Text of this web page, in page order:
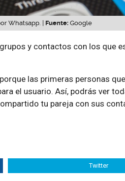
Whatsapp. | Fuente: Google
y contactos con los que
las primeras personas
el usuario. Así, podrás ver
tu pareja con sus
Twitter